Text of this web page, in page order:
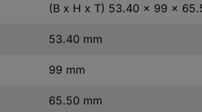
(B x H x T) 53.40 x 99 x
53.40 mm
99 mm
65.50 mm